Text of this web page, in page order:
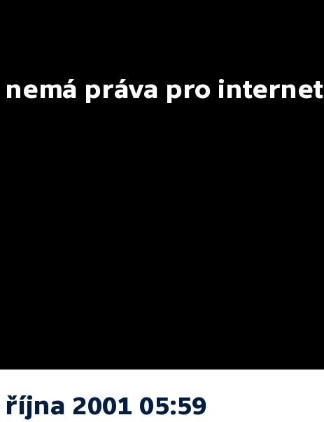
nemá práva pro internet
října 2001 05:59